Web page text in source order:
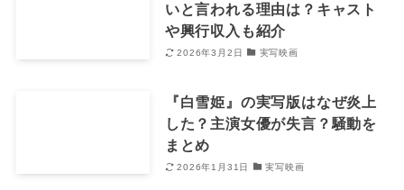
いと言われる理由は？キャスト
や興行収入も紹介
2026年3月2日 実写映画
『白雪姫』の実写版はなぜ炎上
した？主演女優が失言？騒動を
まとめ
2026年1月31日 実写映画